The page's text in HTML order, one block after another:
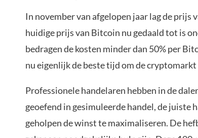
In november van afgelopen jaar lag de
huidige prijs van Bitcoin nu gedaald tot is
bedragen de kosten minder dan 50% per
nu eigenlijk de beste tijd om de
Professionele handelaren hebben in de
geoefend in gesimuleerde handel, de juiste
geholpen de winst te maximaliseren. De